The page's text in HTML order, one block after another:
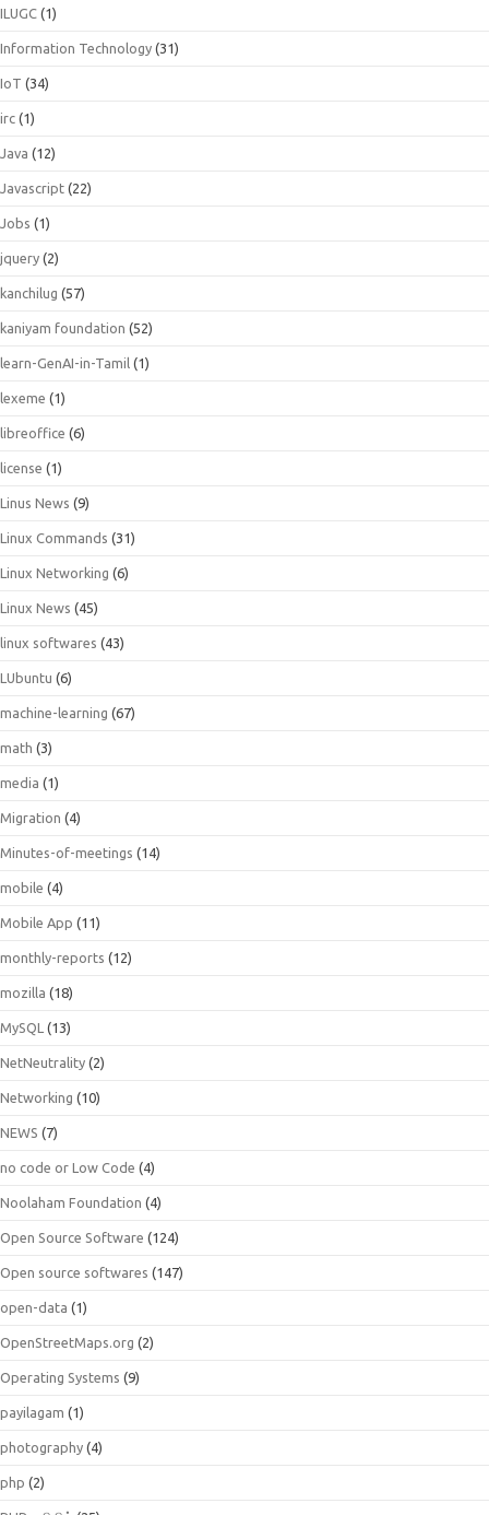
ILUGC (1)
Information Technology (31)
IoT (34)
irc (1)
Java (12)
Javascript (22)
Jobs (1)
jquery (2)
kanchilug (57)
kaniyam foundation (52)
learn-GenAI-in-Tamil (1)
lexeme (1)
libreoffice (6)
license (1)
Linus News (9)
Linux Commands (31)
Linux Networking (6)
Linux News (45)
linux softwares (43)
LUbuntu (6)
machine-learning (67)
math (3)
media (1)
Migration (4)
Minutes-of-meetings (14)
mobile (4)
Mobile App (11)
monthly-reports (12)
mozilla (18)
MySQL (13)
NetNeutrality (2)
Networking (10)
NEWS (7)
no code or Low Code (4)
Noolaham Foundation (4)
Open Source Software (124)
Open source softwares (147)
open-data (1)
OpenStreetMaps.org (2)
Operating Systems (9)
payilagam (1)
photography (4)
php (2)